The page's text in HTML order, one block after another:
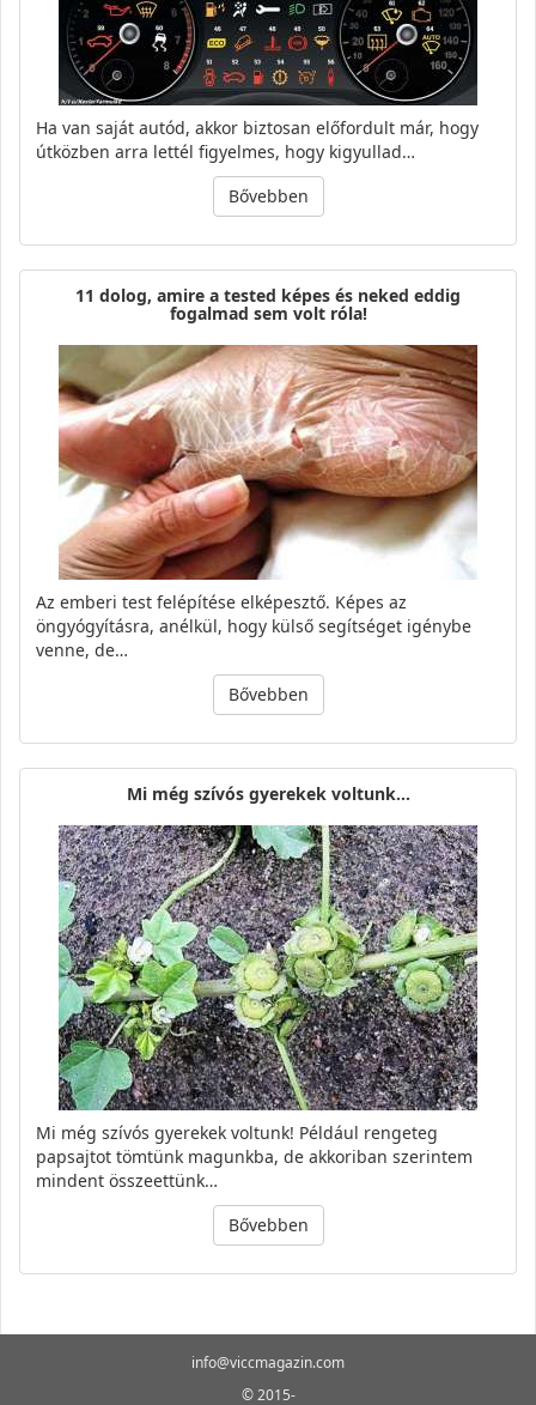
Ha van saját autód, akkor biztosan előfordult már, hogy
útközben arra lettél figyelmes, hogy kigyullad…
Bővebben
11 dolog, amire a tested képes és neked eddig
fogalmad sem volt róla!
Az emberi test felépítése elképesztő. Képes az
öngyógyításra, anélkül, hogy külső segítséget igénybe
venne, de…
Bővebben
Mi még szívós gyerekek voltunk...
Mi még szívós gyerekek voltunk! Például rengeteg
papsajtot tömtünk magunkba, de akkoriban szerintem
mindent összeettünk…
Bővebben
info@viccmagazin.com
© 2015-